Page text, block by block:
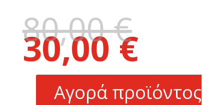
80,00€Original
price
was:
80,00 €.
30,00€τιμή
είναι:
30,00 €.
Αγορά προϊόντος